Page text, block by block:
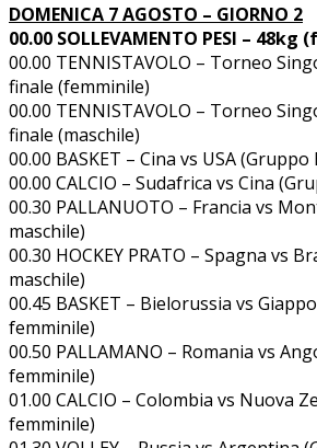
DOMENICA 7 AGOSTO – GIORNO 2
00.00 SOLLEVAMENTO PESI –
00.00 TENNISTAVOLO – Torneo
finale (femminile)
00.00 TENNISTAVOLO – Torneo
finale (maschile)
00.00 BASKET – Cina vs USA (Gruppo
00.00 CALCIO – Sudafrica vs Cina
00.30 PALLANUOTO – Francia vs
maschile)
00.30 HOCKEY PRATO – Spagna vs
maschile)
00.45 BASKET – Bielorussia vs
femminile)
00.50 PALLAMANO – Romania vs
femminile)
01.00 CALCIO – Colombia vs Nuova
femminile)